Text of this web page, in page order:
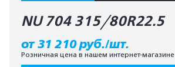
NU 704 315/80R22.5
от 31 210 руб./шт.
Розничная цена в нашем интернет-магазине